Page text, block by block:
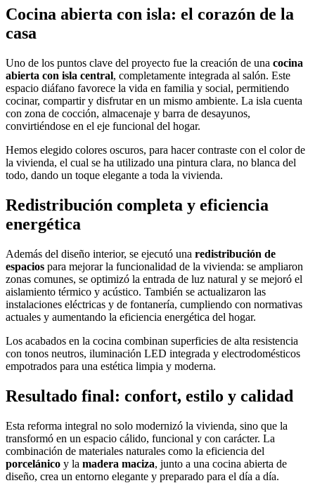
Cocina abierta con isla: el corazón de la
casa
Uno de los puntos clave del proyecto fue la creación de una cocina
abierta con isla central, completamente integrada al salón. Este
espacio diáfano favorece la vida en familia y social, permitiendo
cocinar, compartir y disfrutar en un mismo ambiente. La isla cuenta
con zona de cocción, almacenaje y barra de desayunos,
convirtiéndose en el eje funcional del hogar.
Hemos elegido colores oscuros, para hacer contraste con el color de
la vivienda, el cual se ha utilizado una pintura clara, no blanca del
todo, dando un toque elegante a toda la vivienda.
Redistribución completa y eficiencia
energética
Además del diseño interior, se ejecutó una redistribución de
espacios para mejorar la funcionalidad de la vivienda: se ampliaron
zonas comunes, se optimizó la entrada de luz natural y se mejoró el
aislamiento térmico y acústico. También se actualizaron las
instalaciones eléctricas y de fontanería, cumpliendo con normativas
actuales y aumentando la eficiencia energética del hogar.
Los acabados en la cocina combinan superficies de alta resistencia
con tonos neutros, iluminación LED integrada y electrodomésticos
empotrados para una estética limpia y moderna.
Resultado final: confort, estilo y calidad
Esta reforma integral no solo modernizó la vivienda, sino que la
transformó en un espacio cálido, funcional y con carácter. La
combinación de materiales naturales como la eficiencia del
porcelánico y la madera maciza, junto a una cocina abierta de
diseño, crea un entorno elegante y preparado para el día a día.